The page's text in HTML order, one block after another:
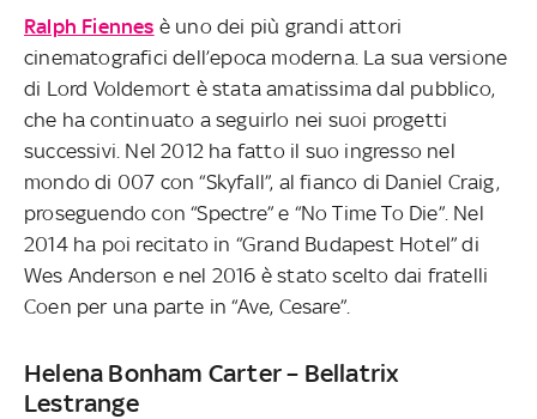
Ralph Fiennes è uno dei più grandi attori
cinematografici dell’epoca moderna. La sua versione
di Lord Voldemort è stata amatissima dal pubblico,
che ha continuato a seguirlo nei suoi progetti
successivi. Nel 2012 ha fatto il suo ingresso nel
mondo di 007 con “Skyfall”, al fianco di Daniel Craig,
proseguendo con “Spectre” e “No Time To Die”. Nel
2014 ha poi recitato in “Grand Budapest Hotel” di
Wes Anderson e nel 2016 è stato scelto dai fratelli
Coen per una parte in “Ave, Cesare”.
Helena Bonham Carter – Bellatrix
Lestrange